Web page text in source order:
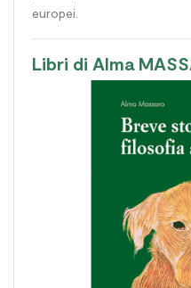
europei.
Libri di Alma